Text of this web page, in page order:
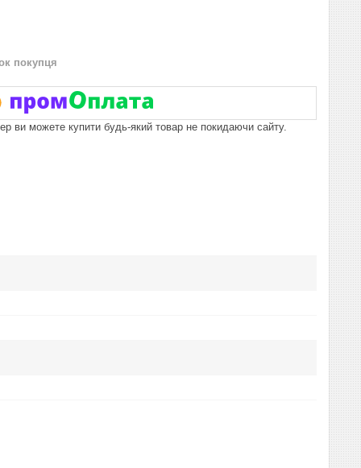
покупця
ви можете купити будь-який товар не покидаючи сайту.